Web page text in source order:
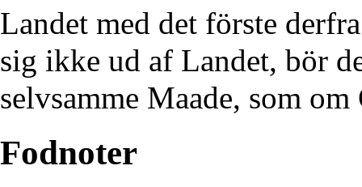
Landet med det förste
sig ikke ud af Landet, bör
selvsamme Maade, som
Fodnoter